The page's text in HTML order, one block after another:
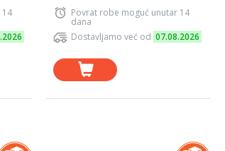
Povrat robe moguć unutar 14
dana
Dostavljamo već od 07.08.2026